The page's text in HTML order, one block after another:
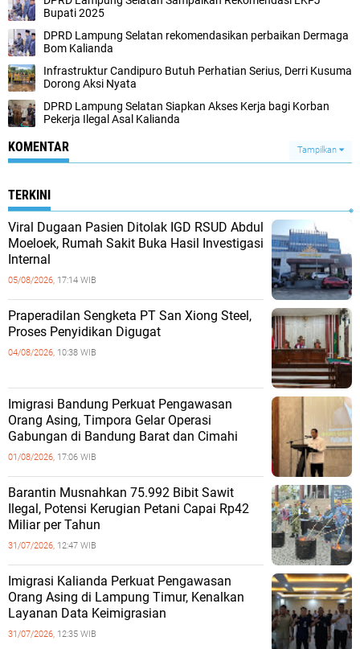
Bupati 2025
DPRD Lampung Selatan rekomendasikan perbaikan Dermaga
Bom Kalianda
Infrastruktur Candipuro Butuh Perhatian Serius, Derri Kusuma
Dorong Aksi Nyata
DPRD Lampung Selatan Siapkan Akses Kerja bagi Korban
Pekerja Ilegal Asal Kalianda
KOMENTAR Tampilkan
TERKINI
Viral Dugaan Pasien Ditolak IGD RSUD Abdul
Moeloek, Rumah Sakit Buka Hasil Investigasi
Internal
05/08/2026, 17:14 WIB
Praperadilan Sengketa PT San Xiong Steel,
Proses Penyidikan Digugat
04/08/2026, 10:38 WIB
Imigrasi Bandung Perkuat Pengawasan
Orang Asing, Timpora Gelar Operasi
Gabungan di Bandung Barat dan Cimahi
01/08/2026, 17:06 WIB
Barantin Musnahkan 75.992 Bibit Sawit
Ilegal, Potensi Kerugian Petani Capai Rp42
Miliar per Tahun
31/07/2026, 12:47 WIB
Imigrasi Kalianda Perkuat Pengawasan
Orang Asing di Lampung Timur, Kenalkan
Layanan Data Keimigrasian
31/07/2026, 12:35 WIB